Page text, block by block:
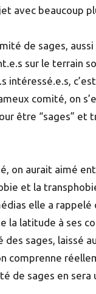
avec beaucoup
de sages,
sur le terrain
intéressé.e.s,
comité, on
être “sages” et
on aurait aimé
et la
elle a rappelé
la latitude à ses
sages, laissé
comprenne
de sages en sera